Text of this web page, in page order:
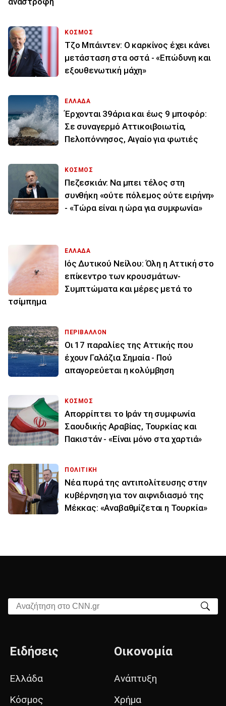
ΚΟΣΜΟΣ
Τζο Μπάιντεν: Ο καρκίνος έχει κάνει
μετάσταση στα οστά - «Επώδυνη και
εξουθενωτική μάχη»
ΕΛΛΑΔΑ
Έρχονται 39άρια και έως 9 μποφόρ:
Σε συναγερμό Αττικοιβοιωτία,
Πελοπόννησος, Αιγαίο για φωτιές
ΚΟΣΜΟΣ
Πεζεσκιάν: Να μπει τέλος στη
συνθήκη «ούτε πόλεμος ούτε ειρήνη»
- «Τώρα είναι η ώρα για συμφωνία»
ΕΛΛΑΔΑ
Ιός Δυτικού Νείλου: Όλη η Αττική στο
επίκεντρο των κρουσμάτων-
Συμπτώματα και μέρες μετά το
τσίμπημα
ΠΕΡΙΒΑΛΛΟΝ
Οι 17 παραλίες της Αττικής που
έχουν Γαλάζια Σημαία - Πού
απαγορεύεται η κολύμβηση
ΚΟΣΜΟΣ
Απορρίπτει το Ιράν τη συμφωνία
Σαουδικής Αραβίας, Τουρκίας και
Πακιστάν - «Είναι μόνο στα χαρτιά»
ΠΟΛΙΤΙΚΗ
Νέα πυρά της αντιπολίτευσης στην
κυβέρνηση για τον αιφνιδιασμό της
Μέκκας: «Αναβαθμίζεται η Τουρκία»
Αναζήτηση στο CNN.gr
Ειδήσεις
Ελλάδα
Κόσμος
Οικονομία
Ανάπτυξη
Χρήμα